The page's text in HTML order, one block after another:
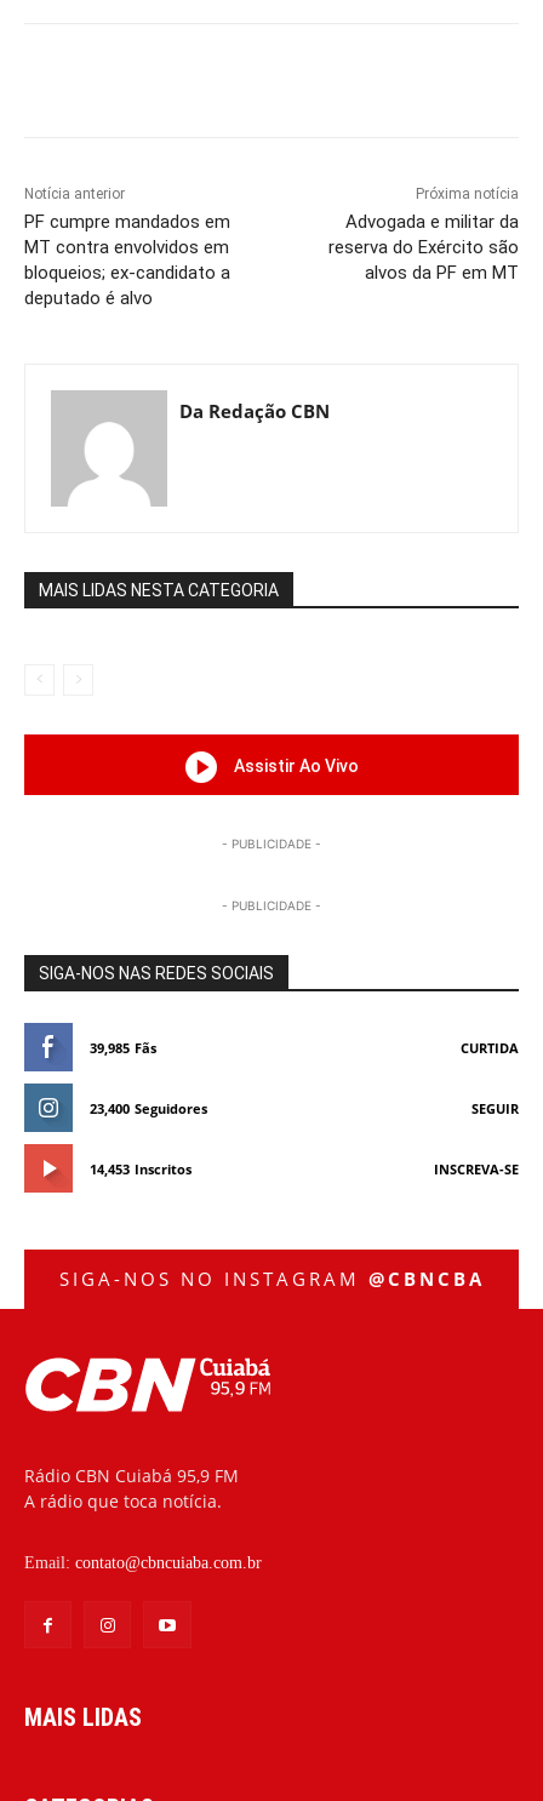
Notícia anterior
PF cumpre mandados em
MT contra envolvidos em
bloqueios; ex-candidato a
deputado é alvo
Próxima notícia
Advogada e militar da
reserva do Exército são
alvos da PF em MT
Da Redação CBN
MAIS LIDAS NESTA CATEGORIA
Assistir Ao Vivo
- PUBLICIDADE -
- PUBLICIDADE -
SIGA-NOS NAS REDES SOCIAIS
39,985 Fãs CURTIDA
23,400 Seguidores SEGUIR
14,453 Inscritos INSCREVA-SE
SIGA-NOS NO INSTAGRAM @CBNCBA
Rádio CBN Cuiabá 95,9 FM
A rádio que toca notícia.
Email: contato@cbncuiaba.com.br
MAIS LIDAS